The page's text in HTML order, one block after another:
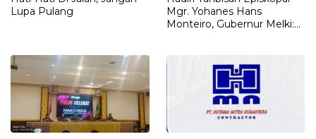
Lupa Pulang
Mgr. Yohanes Hans
Monteiro, Gubernur Melki: